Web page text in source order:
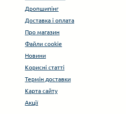
Дропшипінг
Доставка і оплата
Про магазин
Файли cookie
Новини
Корисні статті
Термін доставки
Карта сайту
Акції